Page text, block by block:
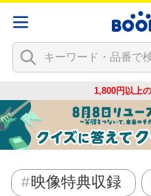
1,800円以上
映像特典収録